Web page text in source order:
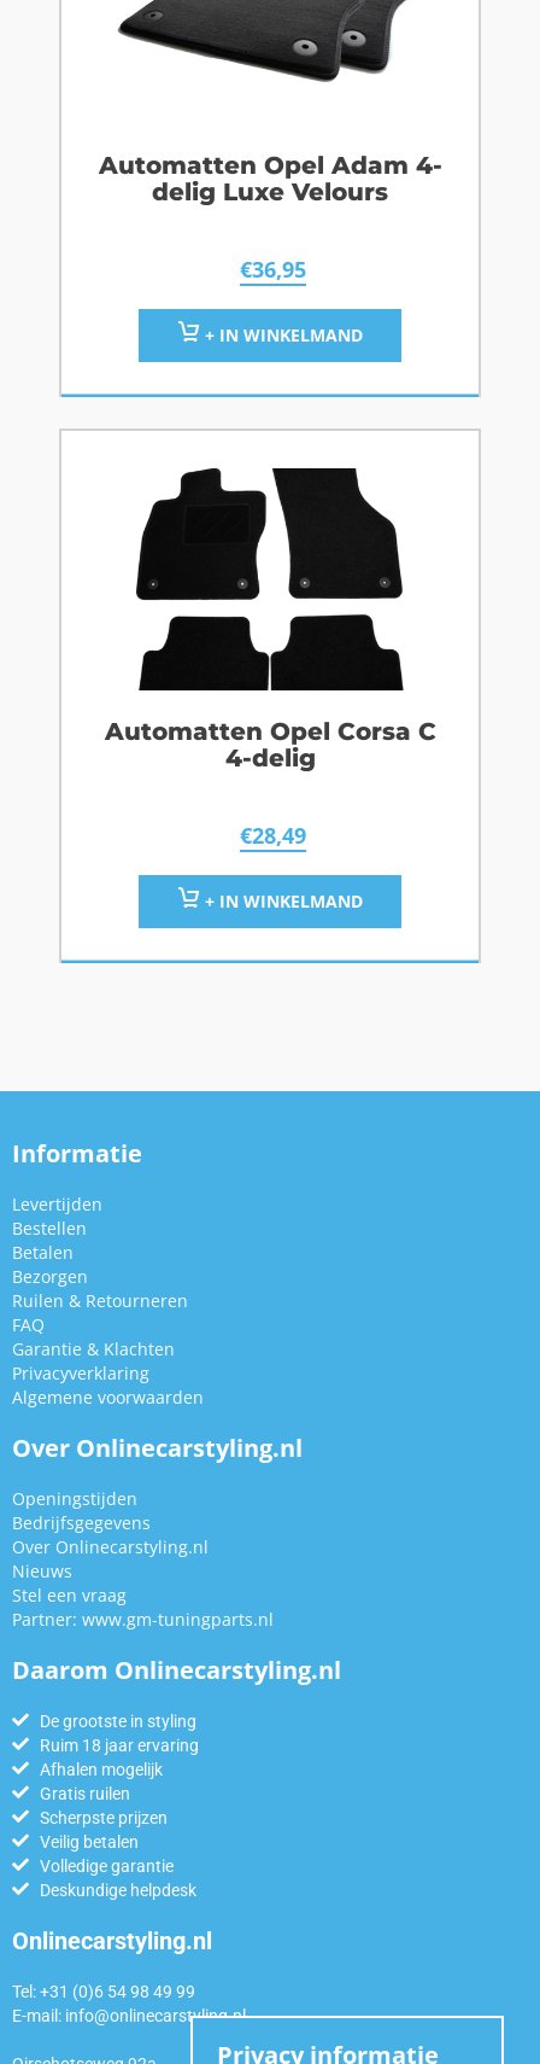
Automatten Opel Adam 4-
delig Luxe Velours
€36,95
+ IN WINKELMAND
Automatten Opel Corsa C
4-delig
€28,49
+ IN WINKELMAND
Informatie
Levertijden
Bestellen
Betalen
Bezorgen
Ruilen & Retourneren
FAQ
Garantie & Klachten
Privacyverklaring
Algemene voorwaarden
Over Onlinecarstyling.nl
Openingstijden
Bedrijfsgegevens
Over Onlinecarstyling.nl
Nieuws
Stel een vraag
Partner: www.gm-tuningparts.nl
Daarom Onlinecarstyling.nl
De grootste in styling
Ruim 18 jaar ervaring
Afhalen mogelijk
Gratis ruilen
Scherpste prijzen
Veilig betalen
Volledige garantie
Deskundige helpdesk
Onlinecarstyling.nl
Tel: +31 (0)6 54 98 49 99
E-mail: info@onlinecarstyling.nl
Privacy informatie